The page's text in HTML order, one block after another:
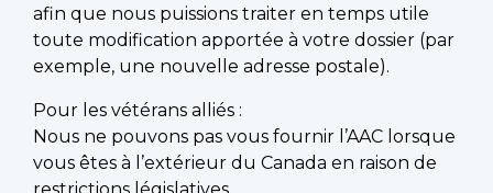
afin que nous puissions traiter en temps utile
toute modification apportée à votre dossier (par
exemple, une nouvelle adresse postale).
Pour les vétérans alliés :
Nous ne pouvons pas vous fournir l’AAC lorsque
vous êtes à l’extérieur du Canada en raison de